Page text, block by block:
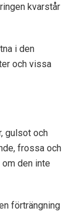
kvarstår
i den
och vissa
gulsot och
frossa och
den inte
förträngning